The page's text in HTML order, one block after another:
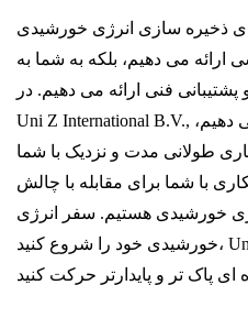
ذخیره سازی انرژی خورشیدی
ارائه می دهیم، بلکه به شما به
فنی ارائه می دهیم. در
Uni Z International B.V., ما نه تنها محصولاتی را ارائه می دهیم،
طولانی مدت و نزدیک با شما
با شما برای مقابله با چالش
خورشیدی هستیم. سفر انرژی
خورشیدی خود را شروع کنید، Uniz Solar را انتخاب کنید و به